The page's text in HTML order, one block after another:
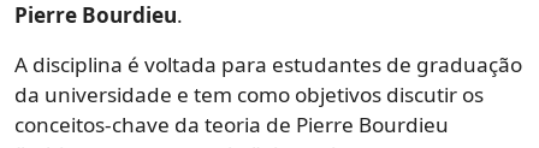
Pierre Bourdieu.
A disciplina é voltada para estudantes de graduação
da universidade e tem como objetivos discutir os
conceitos-chave da teoria de Pierre Bourdieu